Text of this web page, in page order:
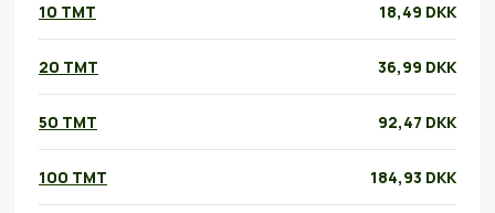
10 TMT 18,49 DKK
20 TMT 36,99 DKK
50 TMT 92,47 DKK
100 TMT 184,93 DKK